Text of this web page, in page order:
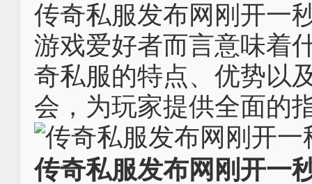
传奇私服发布网刚开一
游戏爱好者而言意味着
奇私服的特点、优势以
会，为玩家提供全面的
传奇私服发布网刚开一